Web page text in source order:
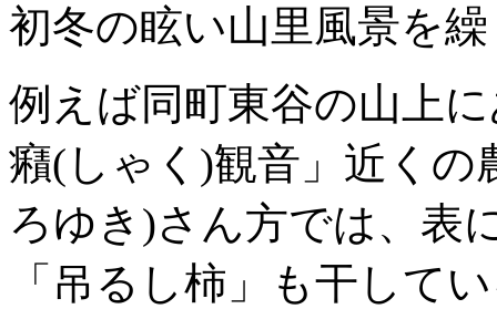
初冬の眩い山里風景を
例えば同町東谷の山上
癪(しゃく)観音」近くの
ろゆき)さん方では、表
「吊るし柿」も干して